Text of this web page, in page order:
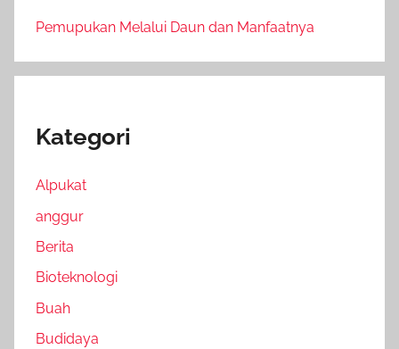
Pemupukan Melalui Daun dan Manfaatnya
Kategori
Alpukat
anggur
Berita
Bioteknologi
Buah
Budidaya